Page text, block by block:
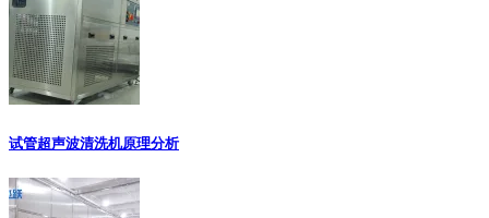
试管超声波清洗机原理分析